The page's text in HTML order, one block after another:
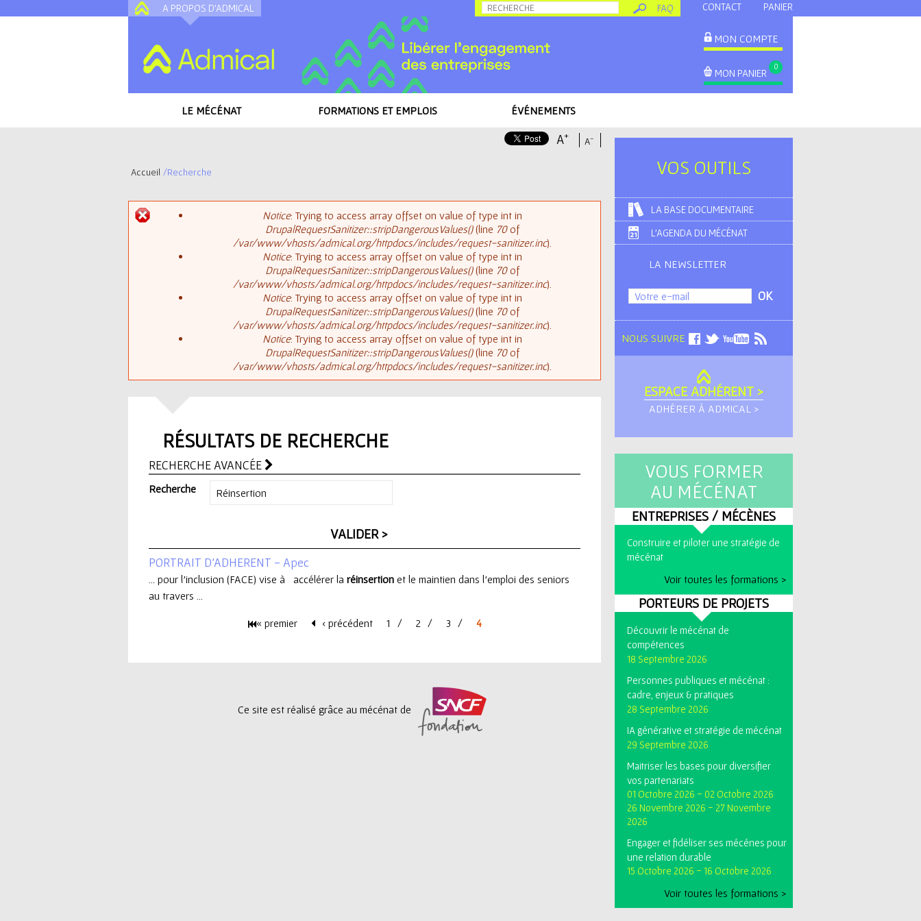
Allez au contenu
A PROPOS D'ADMICAL CONTACT PANIER
FAQ
MON COMPTE
MON PANIER
0
LE MÉCÉNAT FORMATIONS ET EMPLOIS ÉVÉNEMENTS
A-
A+
Accueil /Recherche
e
d
r
r
Notice: Trying to access array offset on value of type int in
DrupalRequestSanitizer::stripDangerousValues()(line 70of
/var/www/vhosts/admical.org/httpdocs/includes/request-sanitizer.inc).
Notice: Trying to access array offset on value of type int in
DrupalRequestSanitizer::stripDangerousValues()(line 70of
/var/www/vhosts/admical.org/httpdocs/includes/request-sanitizer.inc).
Notice: Trying to access array offset on value of type int in
DrupalRequestSanitizer::stripDangerousValues()(line 70of
/var/www/vhosts/admical.org/httpdocs/includes/request-sanitizer.inc).
Notice: Trying to access array offset on value of type int in
DrupalRequestSanitizer::stripDangerousValues()(line 70of
/var/www/vhosts/admical.org/httpdocs/includes/request-sanitizer.inc).
RÉSULTATS DE RECHERCHE
RECHERCHE AVANCÉE
Recherche
PORTRAIT D'ADHERENT - Apec
... pour l’inclusion (FACE) vise à accélérer la réinsertion et le maintien dans l’emploi des seniors
au travers ...
« premier ‹ précédent 1 2 3 4
Ce site est réalisé grâce au mécénat de
VOS OUTILS
LA BASE DOCUMENTAIRE
L'AGENDA DU MÉCÉNAT
LA NEWSLETTER
NOUS SUIVRE
ESPACE ADHÉRENT >
ADHÉRER À ADMICAL >
VOUS FORMER
AU MÉCÉNAT
ENTREPRISES / MÉCÈNES
Construire et piloter une stratégie de
mécénat
Voir toutes les formations >
PORTEURS DE PROJETS
Découvrir le mécénat de
compétences
18 Septembre 2026
Personnes publiques et mécénat :
cadre, enjeux & pratiques
28 Septembre 2026
IA générative et stratégie de mécénat
29 Septembre 2026
Maitriser les bases pour diversifier
vos partenariats
01 Octobre 2026 - 02 Octobre 2026
26 Novembre 2026 - 27 Novembre
2026
Engager et fidéliser ses mécénes pour
une relation durable
15 Octobre 2026 - 16 Octobre 2026
Voir toutes les formations >